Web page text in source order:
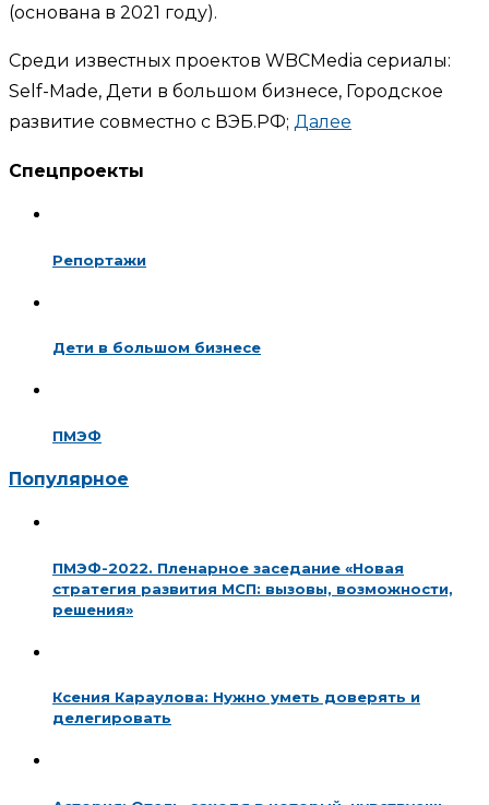
(основана в 2021 году).
Среди известных проектов WBCMedia сериалы:
Self-Made, Дети в большом бизнесе, Городское
развитие совместно с ВЭБ.РФ; Далее
Спецпроекты
Репортажи
Дети в большом бизнесе
ПМЭФ
Популярное
ПМЭФ-2022. Пленарное заседание «Новая
стратегия развития МСП: вызовы, возможности,
решения»
Ксения Караулова: Нужно уметь доверять и
делегировать